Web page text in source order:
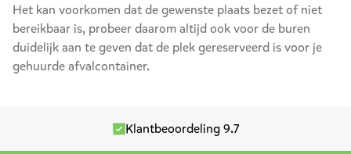
Het kan voorkomen dat de gewenste plaats bezet of niet
bereikbaar is, probeer daarom altijd ook voor de buren
duidelijk aan te geven dat de plek gereserveerd is voor je
gehuurde afvalcontainer.
Klantbeoordeling 9.7